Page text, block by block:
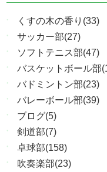
くすの木の香り(33)
サッカー部(27)
ソフトテニス部(47)
バスケットボール部
バドミントン部(23)
バレーボール部(39)
ブログ(5)
剣道部(7)
卓球部(158)
吹奏楽部(23)